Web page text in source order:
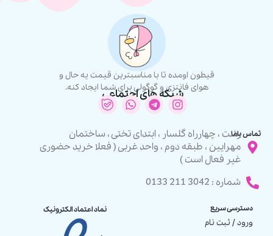
قیطون اومده تا با مناسبترین قیمت یه حال و
هوای فانتزی و گوگولی برای شما ایجاد کنه.
شبکه های اجتماعی
تماس بامارشت ، چهارراه گلسار ، ابتدای تختی ، ساختمان
مهرایین ، طبقه دوم ، واحد غربی ( فعلا خرید حضوری
غیر فعال است )
شماره : 3042 211 0133
دسترسی سریع
ورود / ثبت نام
نماد اعتماد الکترونیک